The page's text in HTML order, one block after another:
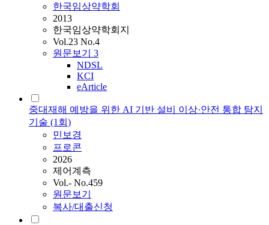
한국임상약학회
2013
한국임상약학회지
Vol.23 No.4
원문보기 3
NDSL
KCI
eArticle
중대재해 예방을 위한 AI 기반 설비 이상·안전 통합 탐지
기술 (1회)
민보경
프로콘
2026
제어계측
Vol.- No.459
원문보기
복사/대출신청